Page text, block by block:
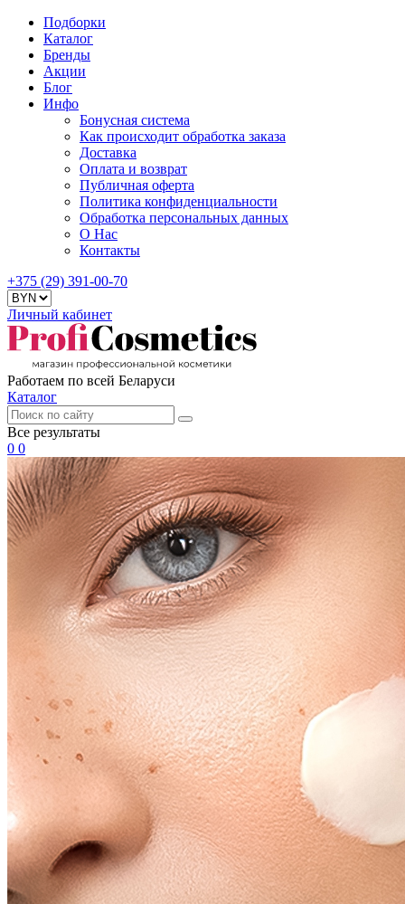
Подборки
Каталог
Бренды
Акции
Блог
Инфо
Бонусная система
Как происходит обработка заказа
Доставка
Оплата и возврат
Публичная оферта
Политика конфиденциальности
Обработка персональных данных
О Нас
Контакты
+375 (29) 391-00-70
Личный кабинет
Работаем по всей Беларуси
Каталог
Все результаты
0 0